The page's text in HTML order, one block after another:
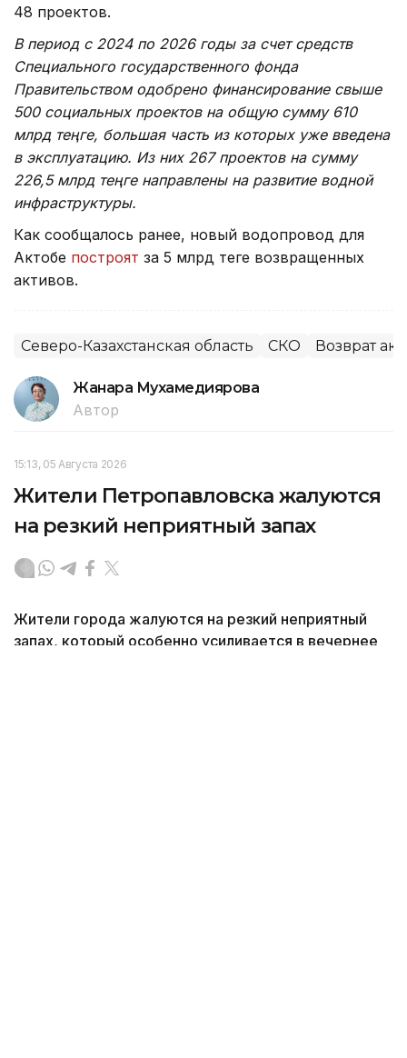
48 проектов.
В период с 2024 по 2026 годы за счет средств
Специального государственного фонда
Правительством одобрено финансирование свыше
500 социальных проектов на общую сумму 610
млрд теңге, большая часть из которых уже введена
в эксплуатацию. Из них 267 проектов на сумму
226,5 млрд теңге направлены на развитие водной
инфраструктуры.
Как сообщалось ранее, новый водопровод для
Актобе построят за 5 млрд теңге возвращенных
активов.
Северо-Казахстанская область СКО Возврат
Жанара Мухамедиярова
Автор
15:13, 05 Августа 2026
Жители Петропавловска жалуются
на резкий неприятный запах
Жители города жалуются на резкий неприятный
запах, который особенно усиливается в вечернее